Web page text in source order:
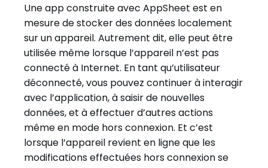
Une app construite avec AppSheet est en
mesure de stocker des données localement
sur un appareil. Autrement dit, elle peut être
utilisée même lorsque l’appareil n’est pas
connecté à Internet. En tant qu’utilisateur
déconnecté, vous pouvez continuer à interagir
avec l’application, à saisir de nouvelles
données, et à effectuer d’autres actions
même en mode hors connexion. Et c’est
lorsque l’appareil revient en ligne que les
modifications effectuées hors connexion se